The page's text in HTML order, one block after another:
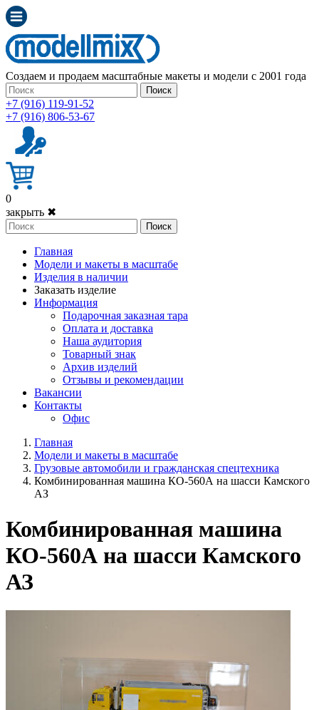
Создаем и продаем масштабные макеты и модели с 2001 года
Поиск
+7 (916) 119-91-52
+7 (916) 806-53-67
0
закрыть ✖
Поиск
Главная
Модели и макеты в масштабе
Изделия в наличии
Заказать изделие
Информация
Подарочная заказная тара
Оплата и доставка
Наша аудитория
Товарный знак
Архив изделий
Отзывы и рекомендации
Вакансии
Контакты
Офис
Главная
Модели и макеты в масштабе
Грузовые автомобили и гражданская спецтехника
Комбинированная машина КО-560А на шасси Камского
АЗ
Комбинированная машина
КО-560А на шасси Камского
АЗ